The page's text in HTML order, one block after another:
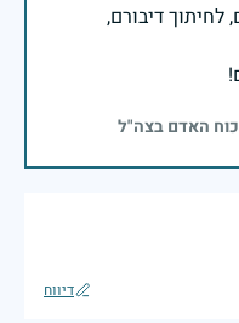
לחיתוך דיבורם,
האדם בצה"ל
דיווח